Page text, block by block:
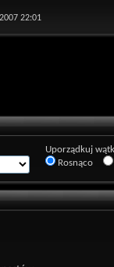
22:01
Uporządkuj
Rosnąco